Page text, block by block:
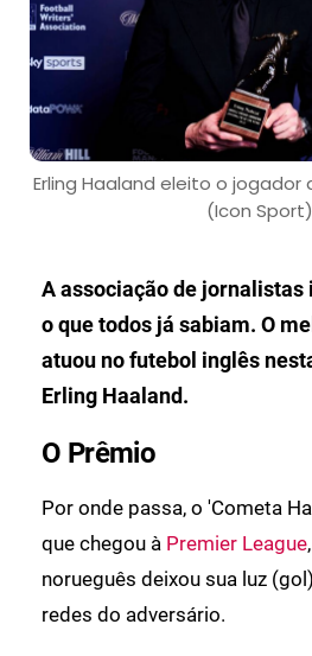
Erling Haaland eleito o
(Icon Sport)
A associação de jornalistas
o que todos já sabiam. O
atuou no futebol inglês
Erling Haaland.
O Prêmio
Por onde passa, o 'Cometa
que chegou à Premier League
norueguês deixou sua luz
redes do adversário.